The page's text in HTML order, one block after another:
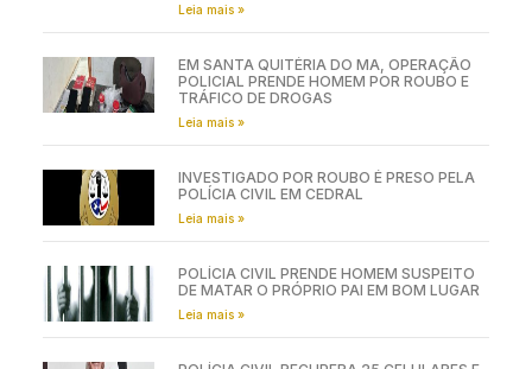
Leia mais »
EM SANTA QUITÉRIA DO MA, OPERAÇÃO
POLICIAL PRENDE HOMEM POR ROUBO E
TRÁFICO DE DROGAS
Leia mais »
INVESTIGADO POR ROUBO É PRESO PELA
POLÍCIA CIVIL EM CEDRAL
Leia mais »
POLÍCIA CIVIL PRENDE HOMEM SUSPEITO
DE MATAR O PRÓPRIO PAI EM BOM LUGAR
Leia mais »